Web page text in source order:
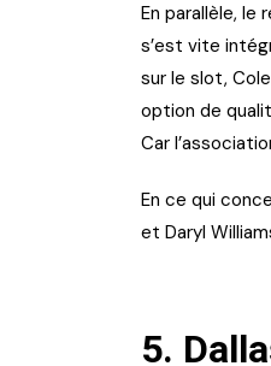
En parallèle,
s’est vite
sur le slot,
option de
Car
En ce qui
et Daryl
5.